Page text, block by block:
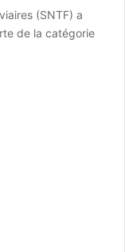
(SNTF) a
de la catégorie